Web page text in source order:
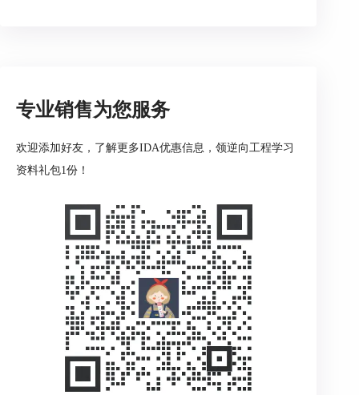
大的调试工具和更稳定的调试环境，使得用户在分
析程序时能够更加精确地控制程序执行流程。
4. 插件生态系统扩展
专业销售为您服务
欢迎添加好友，了解更多IDA优惠信息，领逆向工程学习
资料礼包1份！